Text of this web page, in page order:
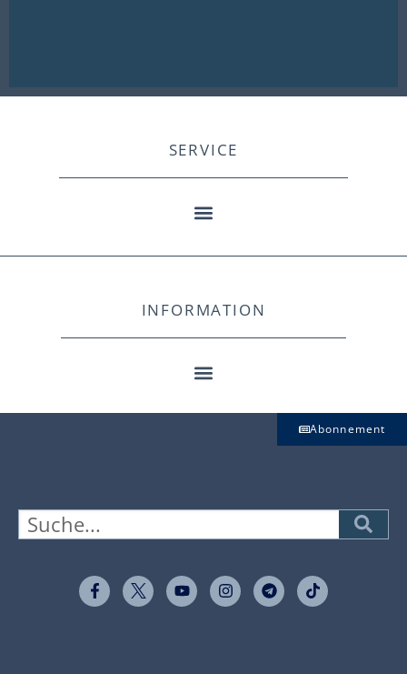
SERVICE
INFORMATION
Abonnement